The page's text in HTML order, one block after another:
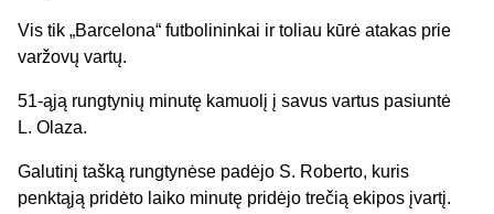
Vis tik „Barcelona“ futbolininkai ir toliau kūrė atakas prie
varžovų vartų.
51-ąją rungtynių minutę kamuolį į savus vartus pasiuntė
L. Olaza.
Galutinį tašką rungtynėse padėjo S. Roberto, kuris
penktąją pridėto laiko minutę pridėjo trečią ekipos įvartį.